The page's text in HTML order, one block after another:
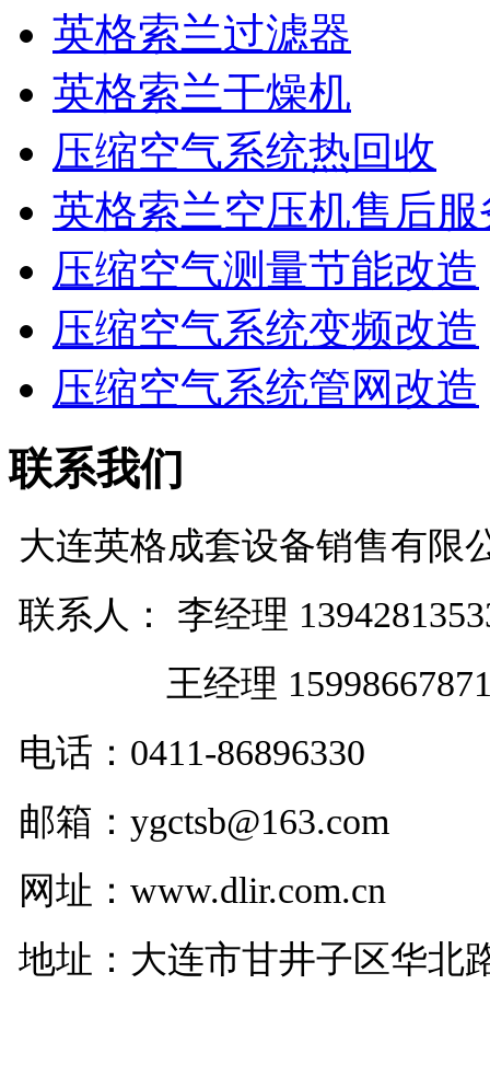
英格索兰过滤器
英格索兰干燥机
压缩空气系统热回收
英格索兰空压机售后服
压缩空气测量节能改造
压缩空气系统变频改造
压缩空气系统管网改造
联系我们
大连英格成套设备销售有限
联系人： 李经理
王经理
电话： 0411-86896330
邮箱：ygctsb@163.com
网址：www.dlir.com.cn
地址：大连市甘井子区华北